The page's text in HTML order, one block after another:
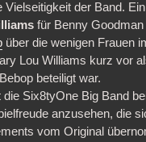
der Band.
für Benny
über die wenigen Frauen
Lou Williams kurz vor
beteiligt war.
Six8tyOne Big Band
anzusehen, die
vom Original